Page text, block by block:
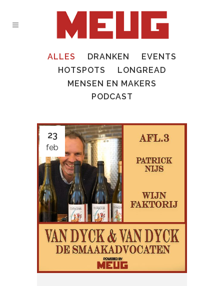
ALLES DRANKEN
EVENTS
HOTSPOTS
LONGREAD
MENSEN EN MAKERS
PODCAST
23
feb